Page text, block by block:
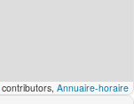
contributors, Annuaire-horaire